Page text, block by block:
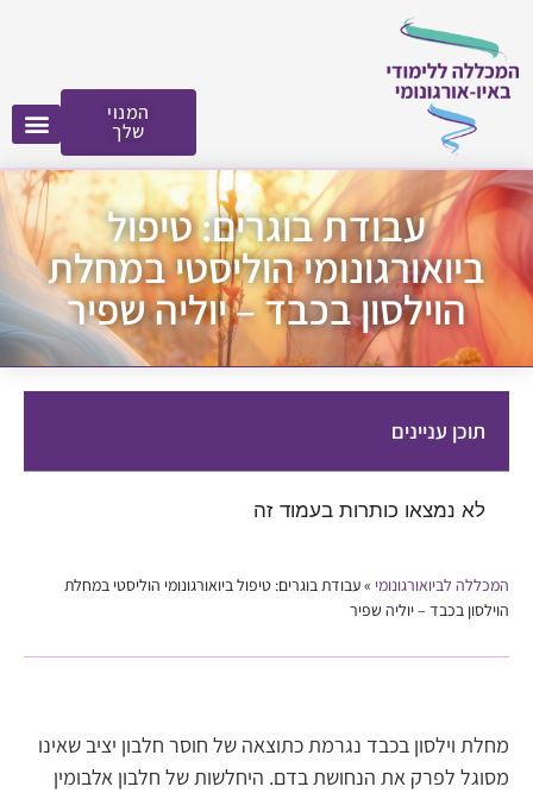
המנוי
שלך
עבודת בוגרים: טיפול
ביואורגונומי הוליסטי במחלת
הוילסון בכבד – יוליה שפיר
תוכן עניינים
לא נמצאו כותרות בעמוד זה
המכללה לביואורגונומי »עבודת בוגרים: טיפול ביואורגונומי הוליסטי במחלת
הוילסון בכבד – יוליה שפיר
מחלת וילסון בכבד נגרמת כתוצאה של חוסר חלבון יציב שאינו
מסוגל לפרק את הנחושת בדם. היחלשות של חלבון אלבומין